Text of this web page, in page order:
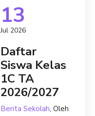
13
Jul 2026
Daftar
Siswa Kelas
1C TA
2026/2027
Berita Sekolah, Oleh